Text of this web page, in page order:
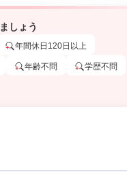
しょう
年間休日120日以上
年齢不問 学歴不問